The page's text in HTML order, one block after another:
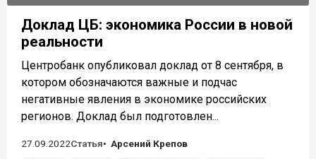
Доклад ЦБ: экономика России в новой
реальности
Центробанк опубликовал доклад от 8 сентября, в
котором обозначаются важные и подчас
негативные явления в экономике российских
регионов. Доклад был подготовлен...
27.09.2022Статья
Арсений Крепов